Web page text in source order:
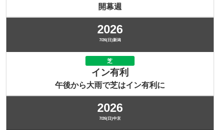
開幕週
2026
7/26(日)新潟
芝
イン有利
午後から大雨で芝はイン有利に
2026
7/26(日)中京